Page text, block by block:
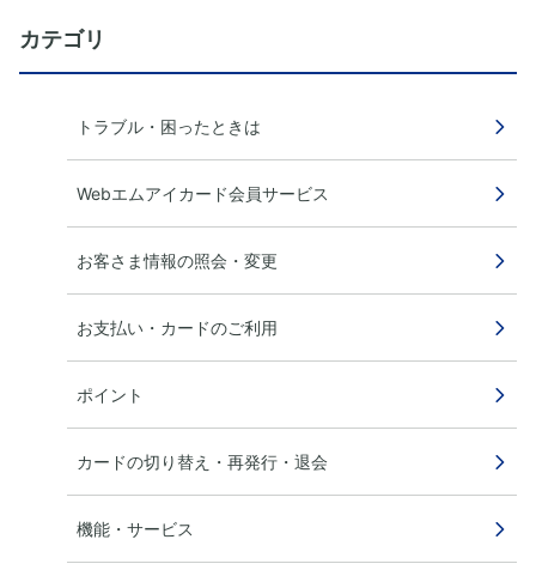
カテゴリ
トラブル・困ったときは
Webエムアイカード会員サービス
お客さま情報の照会・変更
お支払い・カードのご利用
ポイント
カードの切り替え・再発行・退会
機能・サービス